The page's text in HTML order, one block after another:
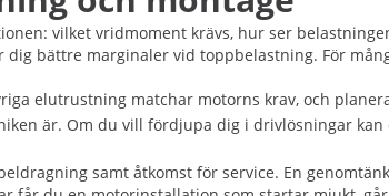
vilket vridmoment krävs, hur ser
bättre marginaler vid toppbelastning. För
elutrustning matchar motorns krav, och
är. Om du vill fördjupa dig i drivlösningar
samt åtkomst för service. En